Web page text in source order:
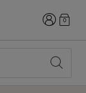
Accedi
0